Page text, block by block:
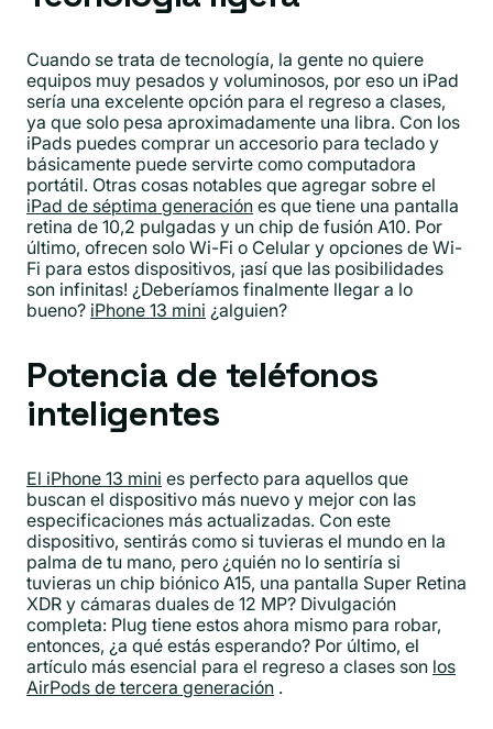
Cuando se trata de tecnología, la gente no quiere
equipos muy pesados ​​y voluminosos, por eso un iPad
sería una excelente opción para el regreso a clases,
ya que solo pesa aproximadamente una libra. Con los
iPads puedes comprar un accesorio para teclado y
básicamente puede servirte como computadora
portátil. Otras cosas notables que agregar sobre el
iPad de séptima generación es que tiene una pantalla
retina de 10,2 pulgadas y un chip de fusión A10. Por
último, ofrecen solo Wi-Fi o Celular y opciones de Wi-
Fi para estos dispositivos, ¡así que las posibilidades
son infinitas! ¿Deberíamos finalmente llegar a lo
bueno? iPhone 13 mini ¿alguien?
Potencia de teléfonos
inteligentes
El iPhone 13 mini es perfecto para aquellos que
buscan el dispositivo más nuevo y mejor con las
especificaciones más actualizadas. Con este
dispositivo, sentirás como si tuvieras el mundo en la
palma de tu mano, pero ¿quién no lo sentiría si
tuvieras un chip biónico A15, una pantalla Super Retina
XDR y cámaras duales de 12 MP? Divulgación
completa: Plug tiene estos ahora mismo para robar,
entonces, ¿a qué estás esperando? Por último, el
artículo más esencial para el regreso a clases son los
AirPods de tercera generación .